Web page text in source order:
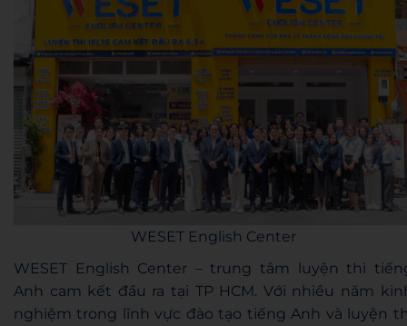
WESET English Center
WESET English Center – trung tâm luyện thi
Anh cam kết đầu ra tại TP HCM. Với nhiều năm
nghiệm trong lĩnh vực đào tạo tiếng Anh và luyện